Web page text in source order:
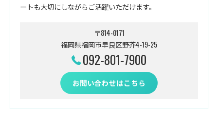
ートも大切にしながらご活躍いただけます。
〒814-0171
福岡県福岡市早良区野芥4-19-25
092-801-7900
お問い合わせはこちら